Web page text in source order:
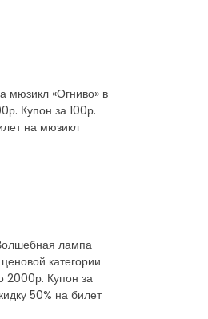
мюзикл «Огниво» в
Купон за 100р.
на мюзикл
лампа
категории
2000р. Купон за
50% на билет